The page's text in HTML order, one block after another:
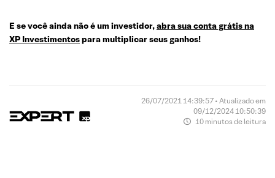
E se você ainda não é um investidor,abra sua conta grátis na
XP Investimentospara multiplicar seus ganhos!
26/07/2021 14:39:57 • Atualizado em
09/12/2024 10:50:39
10 minutos de leitura